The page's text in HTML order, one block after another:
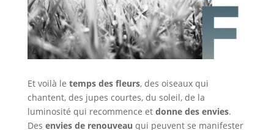
Et voilà le temps des fleurs, des oiseaux qui
chantent, des jupes courtes, du soleil, de la
luminosité qui recommence et donne des envies.
Des envies de renouveau qui peuvent se manifester